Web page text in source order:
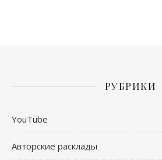
РУБРИКИ
YouTube
Авторские расклады